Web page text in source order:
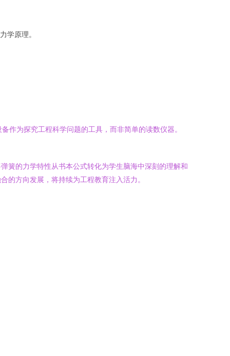
学原理。
作为探究工程科学问题的工具，而非简单的读数仪器。
簧的力学特性从书本公式转化为学生脑海中深刻的理解和
的方向发展，将持续为工程教育注入活力。